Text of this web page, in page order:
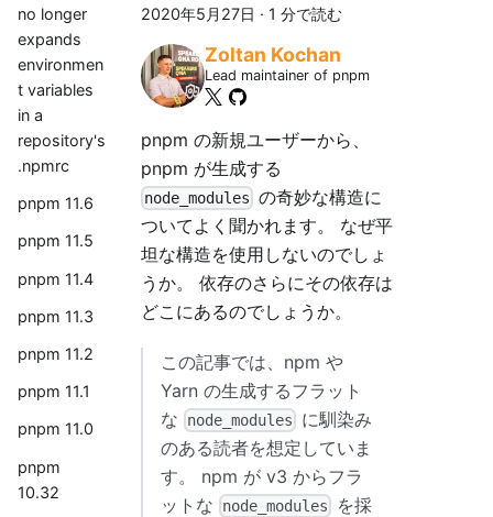
no longer
expands
environmen
t variables
in a
repository's
.npmrc
pnpm 11.6
pnpm 11.5
pnpm 11.4
pnpm 11.3
pnpm 11.2
pnpm 11.1
pnpm 11.0
pnpm
10.32
2020年5月27日 · 1 分で読む
Zoltan Kochan
Lead maintainer of pnpm
pnpm の新規ユーザーから、
pnpm が生成する
node_modules の奇妙な構造に
ついてよく聞かれます。 なぜ平
坦な構造を使用しないのでしょ
うか。 依存のさらにその依存は
どこにあるのでしょうか。
この記事では、npm や
Yarn の生成するフラット
な
node_modules
に馴染み
のある読者を想定していま
す。 npm が v3 からフラ
ットな
node_modules
を採